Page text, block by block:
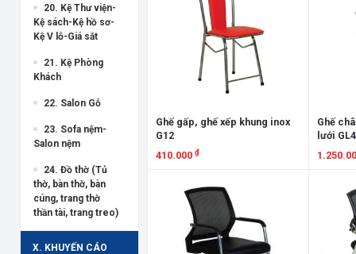
20. Kệ Thư viện-
Kệ sách-Kệ hồ sơ-
Kệ V lỗ-Giá sắt
21. Kệ Phòng
Khách
22. Salon Gỗ
23. Sofa nệm-
Salon nệm
24. Đồ thờ (Tủ
thờ, bàn thờ, bàn
cúng, trang thờ
thần tài, trang treo)
X. KHUYẾN CÁO
Ghế gấp, ghế xếp khung inox
G12
410.000 ₫
Ghế
lưới